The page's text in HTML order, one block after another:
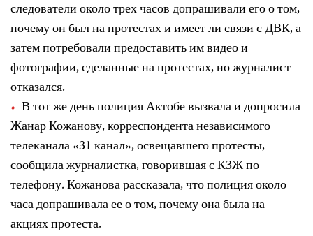
следователи около трех часов допрашивали его о том,
почему он был на протестах и ​​имеет ли связи с ДВК, а
затем потребовали предоставить им видео и
фотографии, сделанные на протестах, но журналист
отказался.
В тот же день полиция Актобе вызвала и допросила
Жанар Кожанову, корреспондента независимого
телеканала «31 канал», освещавшего протесты,
сообщила журналистка, говорившая с КЗЖ по
телефону. Кожанова рассказала, что полиция около
часа допрашивала ее о том, почему она была на
акциях протеста.